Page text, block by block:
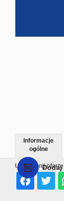
Udostępnij ofertę
Informacje
ogólne